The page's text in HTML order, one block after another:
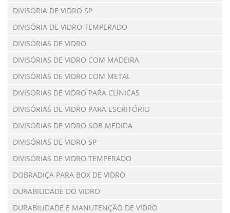
DIVISÓRIA DE VIDRO SP
DIVISÓRIA DE VIDRO TEMPERADO
DIVISÓRIAS DE VIDRO
DIVISÓRIAS DE VIDRO COM MADEIRA
DIVISÓRIAS DE VIDRO COM METAL
DIVISÓRIAS DE VIDRO PARA CLÍNICAS
DIVISÓRIAS DE VIDRO PARA ESCRITÓRIO
DIVISÓRIAS DE VIDRO SOB MEDIDA
DIVISÓRIAS DE VIDRO SP
DIVISÓRIAS DE VIDRO TEMPERADO
DOBRADIÇA PARA BOX DE VIDRO
DURABILIDADE DO VIDRO
DURABILIDADE E MANUTENÇÃO DE VIDRO